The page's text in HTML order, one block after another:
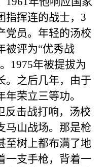
挥连的战士， 3
党员。年轻的汤校
被评为“优秀战
1975年被提拔为
。之后几年，由于
荣立三等功。
反击战打响，汤校
马山战场。那是枪
至树上都布满了地
一支手枪，背着一